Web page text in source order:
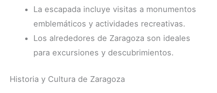
La escapada incluye visitas a monumentos
emblemáticos y actividades recreativas.
Los alrededores de Zaragoza son ideales
para excursiones y descubrimientos.
Historia y Cultura de Zaragoza